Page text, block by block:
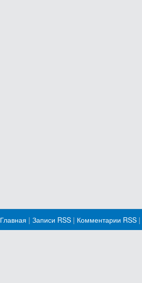
Главная | Записи RSS | Комментарии RSS |